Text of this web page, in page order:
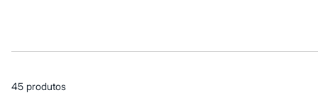
Shorts e Bermudas
Acessórios
Bolsas
45 produtos